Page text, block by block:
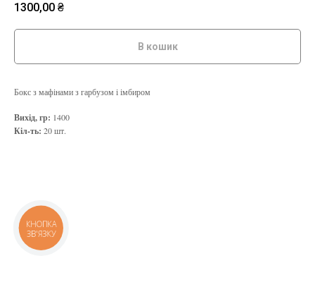
1300,00 ₴
В кошик
Бокс з мафінами з гарбузом і імбиром
Вихід, гр: 1400
Кіл-ть: 20 шт.
КНОПКА
ЗВ'ЯЗКУ